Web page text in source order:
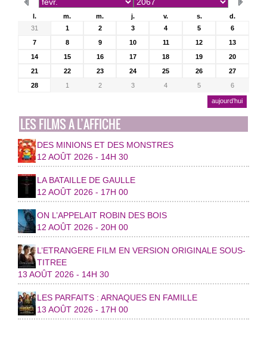
l. m. m. j. v. s.
d.
31
1 2 3 4 5
6
7
8 9 10 11 12
13
14
15 16 17 18 19
20
21
22 23 24 25 26
27
28
1 2 3 4 5 6
aujourd’hui
LES FILMS A L’AFFICHE
DES MINIONS ET DES MONSTRES
12 AOÛT 2026 - 14H 30
LA BATAILLE DE GAULLE
12 AOÛT 2026 - 17H 00
ON L’APPELAIT ROBIN DES BOIS
12 AOÛT 2026 - 20H 00
L’ETRANGERE FILM EN VERSION ORIGINALE SOUS-
TITREE
13 AOÛT 2026 - 14H 30
LES PARFAITS : ARNAQUES EN FAMILLE
13 AOÛT 2026 - 17H 00